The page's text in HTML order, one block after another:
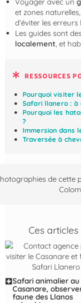
et zones
d’éviter les
Les guides sont
localement, et
RESSOURCES
Pourquoi visiter
Safari llanero : à
Pourquoi les
?
Immersion dans
Traversée à
de cette
Ces
Safari animalier au
Casanare,
faune des Llanos